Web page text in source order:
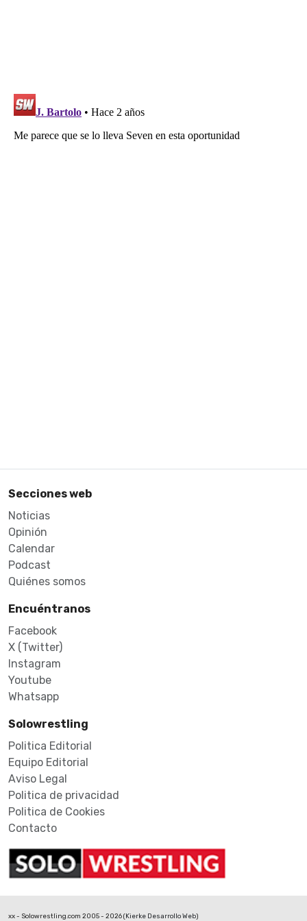
Secciones web
Noticias
Opinión
Calendar
Podcast
Quiénes somos
Encuéntranos
Facebook
X (Twitter)
Instagram
Youtube
Whatsapp
Solowrestling
Politica Editorial
Equipo Editorial
Aviso Legal
Politica de privacidad
Politica de Cookies
Contacto